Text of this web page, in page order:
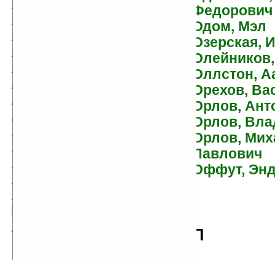
Артур, Роберт
Арчер, Вадим
Аскеров, Эльхан
Асприн, Роберт
Асс, Павел
Астафьев, Виктор
Астахов, Андрей
Астахова, Людмила
Аттанасио, Альфред
Анджело
Ауэл, Джин М.
Афанасьев, Анатолий
Афанасьев, Иван
Борисович
Ахерн, Сесилия
Федорович
Одом, Мэл
Озерская,
Оллстон,
Орехов,
Орлов,
Орлов,
Орлов,
Павлович
Оффут,
П